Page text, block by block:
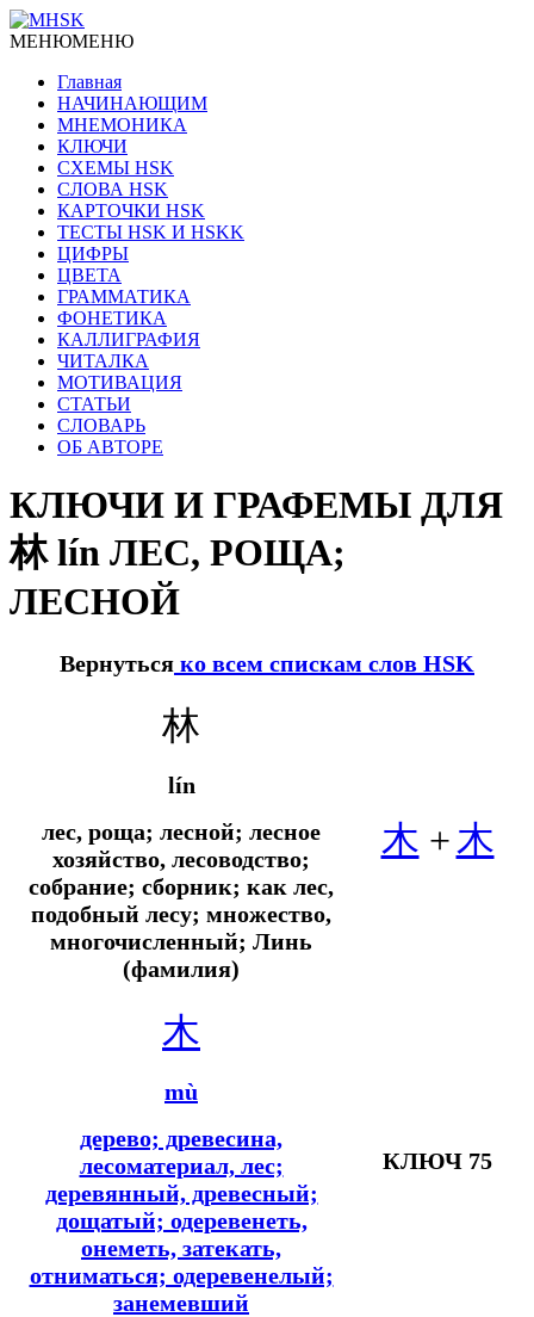
МЕНЮМЕНЮ
Главная
НАЧИНАЮЩИМ
МНЕМОНИКА
КЛЮЧИ
СХЕМЫ HSK
СЛОВА HSK
КАРТОЧКИ HSK
ТЕСТЫ HSK И HSKK
ЦИФРЫ
ЦВЕТА
ГРАММАТИКА
ФОНЕТИКА
КАЛЛИГРАФИЯ
ЧИТАЛКА
МОТИВАЦИЯ
СТАТЬИ
СЛОВАРЬ
ОБ АВТОРЕ
КЛЮЧИ И ГРАФЕМЫ ДЛЯ
林 lín ЛЕС, РОЩА;
ЛЕСНОЙ
Вернуться ко всем спискам слов HSK
林
lín
лес, роща; лесной; лесное
хозяйство, лесоводство;
собрание; сборник; как лес,
подобный лесу; множество,
многочисленный; Линь
(фамилия)
木 +木
木
mù
дерево; древесина,
лесоматериал, лес;
деревянный, древесный;
дощатый; одеревенеть,
онеметь, затекать,
отниматься; одеревенелый;
занемевший
КЛЮЧ 75